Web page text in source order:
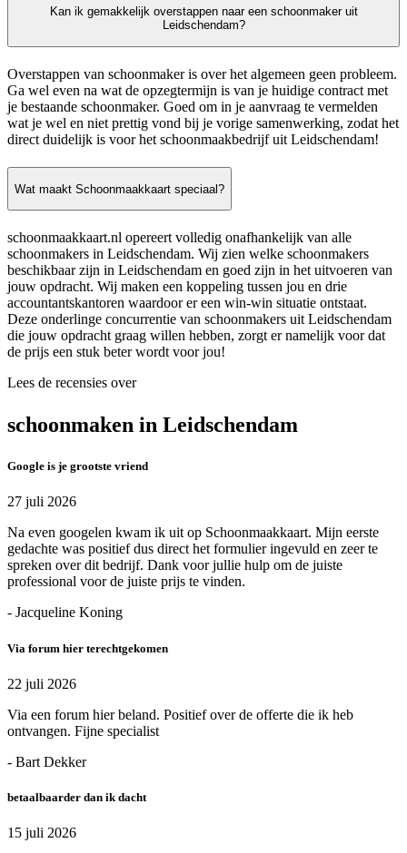
Kan ik gemakkelijk overstappen naar een schoonmaker uit
Leidschendam?
Overstappen van schoonmaker is over het algemeen geen probleem.
Ga wel even na wat de opzegtermijn is van je huidige contract met
je bestaande schoonmaker. Goed om in je aanvraag te vermelden
wat je wel en niet prettig vond bij je vorige samenwerking, zodat het
direct duidelijk is voor het schoonmaakbedrijf uit Leidschendam!
Wat maakt Schoonmaakkaart speciaal?
schoonmaakkaart.nl opereert volledig onafhankelijk van alle
schoonmakers in Leidschendam. Wij zien welke schoonmakers
beschikbaar zijn in Leidschendam en goed zijn in het uitvoeren van
jouw opdracht. Wij maken een koppeling tussen jou en drie
accountantskantoren waardoor er een win-win situatie ontstaat.
Deze onderlinge concurrentie van schoonmakers uit Leidschendam
die jouw opdracht graag willen hebben, zorgt er namelijk voor dat
de prijs een stuk beter wordt voor jou!
Lees de recensies over
schoonmaken in Leidschendam
Google is je grootste vriend
27 juli 2026
Na even googelen kwam ik uit op Schoonmaakkaart. Mijn eerste
gedachte was positief dus direct het formulier ingevuld en zeer te
spreken over dit bedrijf. Dank voor jullie hulp om de juiste
professional voor de juiste prijs te vinden.
- Jacqueline Koning
Via forum hier terechtgekomen
22 juli 2026
Via een forum hier beland. Positief over de offerte die ik heb
ontvangen. Fijne specialist
- Bart Dekker
betaalbaarder dan ik dacht
15 juli 2026